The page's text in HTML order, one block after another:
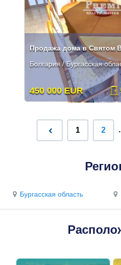
Болгария / Бургасская
450 000 EUR
1 2
Бургасская область